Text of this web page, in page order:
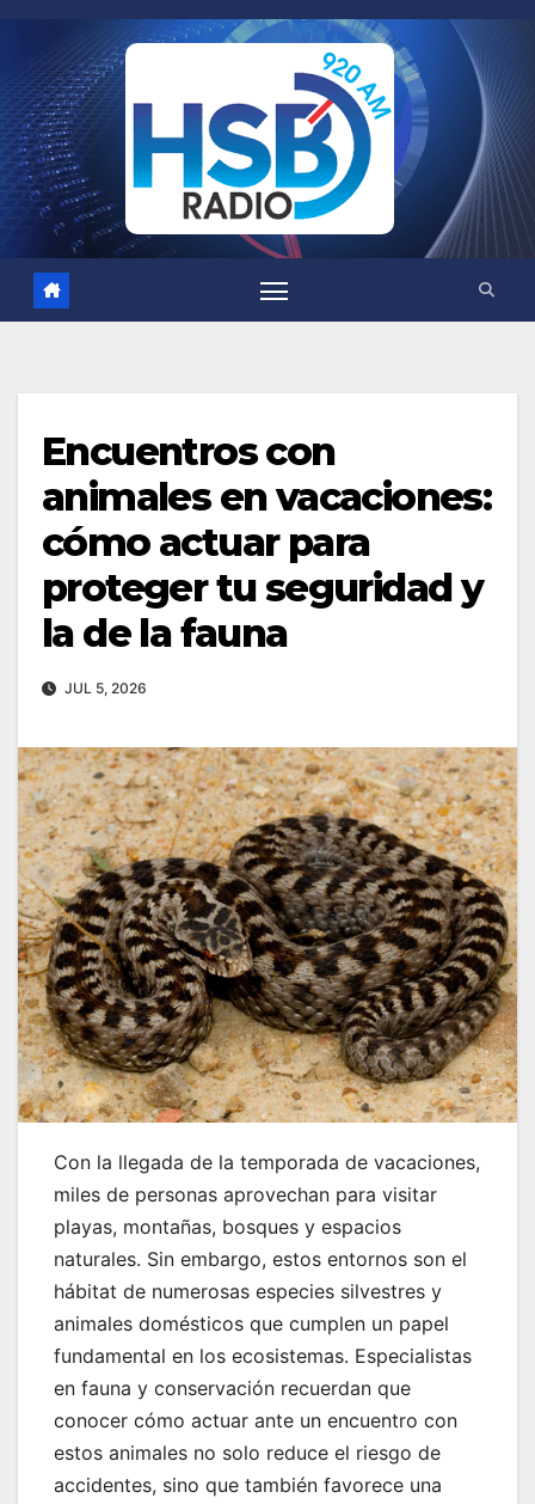
contenido
Encuentros con
animales en vacaciones:
cómo actuar para
proteger tu seguridad y
la de la fauna
JUL 5, 2026
Con la llegada de la temporada de vacaciones,
miles de personas aprovechan para visitar
playas, montañas, bosques y espacios
naturales. Sin embargo, estos entornos son el
hábitat de numerosas especies silvestres y
animales domésticos que cumplen un papel
fundamental en los ecosistemas. Especialistas
en fauna y conservación recuerdan que
conocer cómo actuar ante un encuentro con
estos animales no solo reduce el riesgo de
accidentes, sino que también favorece una